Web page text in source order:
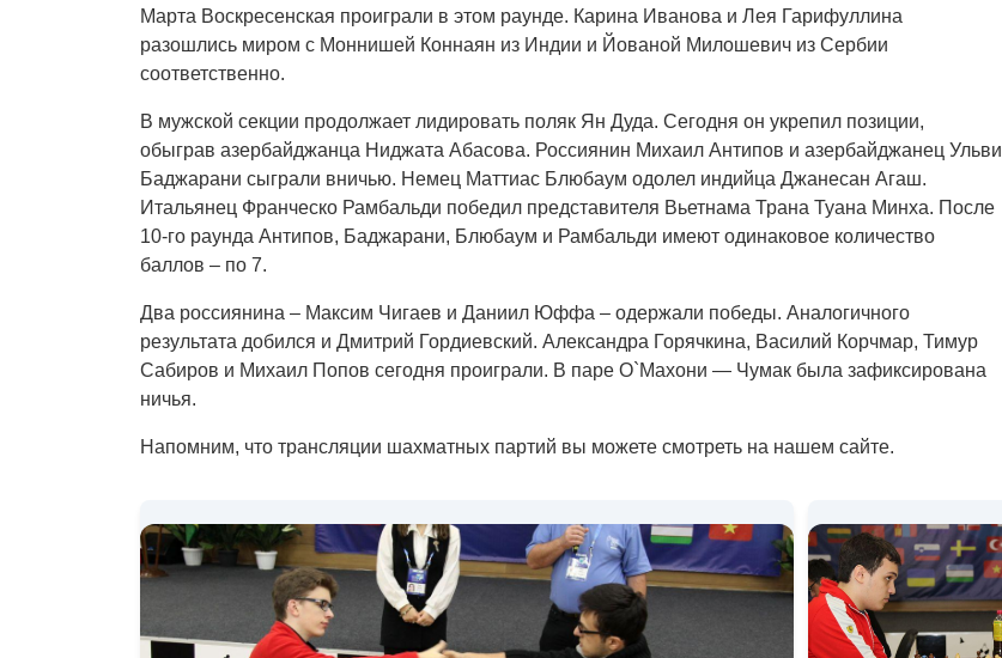
Марта Воскресенская проиграли в этом раунде. Карина Иванова и Лея Гарифуллина
разошлись миром с Моннишей Коннаян из Индии и Йованой Милошевич из Сербии
соответственно.
В мужской секции продолжает лидировать поляк Ян Дуда. Сегодня он укрепил позиции,
обыграв азербайджанца Ниджата Абасова. Россиянин Михаил Антипов и азербайджанец Ульви
Баджарани сыграли вничью. Немец Маттиас Блюбаум одолел индийца Джанесан Агаш.
Итальянец Франческо Рамбальди победил представителя Вьетнама Трана Туана Минха. После
10-го раунда Антипов, Баджарани, Блюбаум и Рамбальди имеют одинаковое количество
баллов – по 7.
Два россиянина – Максим Чигаев и Даниил Юффа – одержали победы. Аналогичного
результата добился и Дмитрий Гордиевский. Александра Горячкина, Василий Корчмар, Тимур
Сабиров и Михаил Попов сегодня проиграли. В паре О`Махони — Чумак была зафиксирована
ничья.
Напомним, что трансляции шахматных партий вы можете смотреть на нашем сайте.